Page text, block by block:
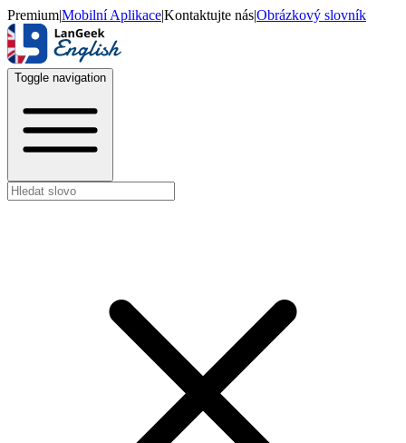
Premium|Mobilní Aplikace|Kontaktujte nás|Obrázkový slovník
Toggle navigation